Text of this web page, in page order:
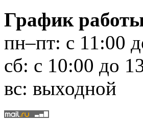
График
пн–пт: с 11:00
сб: с 10:00 до
вс: выходной